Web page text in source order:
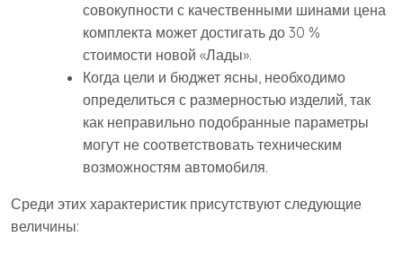
совокупности с качественными шинами цена
комплекта может достигать до 30 %
стоимости новой «Лады».
Когда цели и бюджет ясны, необходимо
определиться с размерностью изделий, так
как неправильно подобранные параметры
могут не соответствовать техническим
возможностям автомобиля.
Среди этих характеристик присутствуют следующие
величины: